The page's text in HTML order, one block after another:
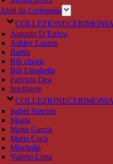
Abiti da Cerimonia
COLLEZIONECERIMONIA
Antonio D’Errico
Ashley Lauren
Bartin
Bili chiara
Bili Elisabetta
Fabrizia Dea
Intelligere
COLLEZIONECERIMONIA
Isabel Sanchis
Magia
Manu Garcia
Maria Coca
Mischalis
Valerio Luna